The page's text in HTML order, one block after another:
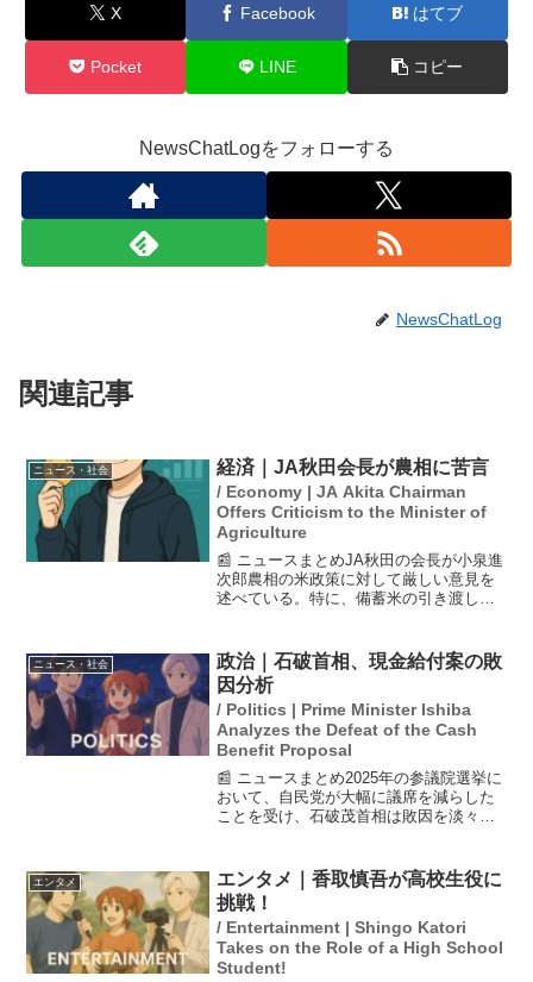
X Facebook はてブ
Pocket LINE コピー
NewsChatLogをフォローする
NewsChatLog
関連記事
ニュース・社会 経済｜JA秋田会長が農相に苦言
/ Economy | JA Akita Chairman
Offers Criticism to the Minister of
Agriculture
📰 ニュースまとめJA秋田の会長が小泉進
次郎農相の米政策に対して厳しい意見を
述べている。特に、備蓄米の引き渡しが
が上昇している中で、農相には生産者と
の対話を求める声があ...
ニュース・社会
政治｜石破首相、現金給付案の敗
因分析
/ Politics | Prime Minister Ishiba
Analyzes the Defeat of the Cash
Benefit Proposal
📰 ニュースまとめ2025年の参議院選挙に
おいて、自民党が大幅に議席を減らした
ことを受け、石破茂首相は敗因を淡々と
ても理解を得られなかったことを挙げ、
厳しい情勢に謙虚に...
エンタメ
エンタメ｜香取慎吾が高校生役に
挑戦！
/ Entertainment | Shingo Katori
Takes on the Role of a High School
Student!